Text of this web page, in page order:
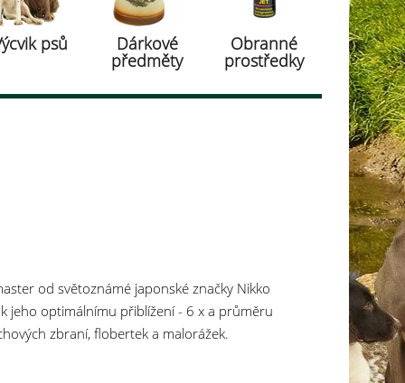
psů Dárkové
předměty
Obranné
prostředky
od světoznámé japonské značky Nikko
jeho optimálnímu přiblížení - 6 x a průměru
zbraní, flobertek a malorážek.